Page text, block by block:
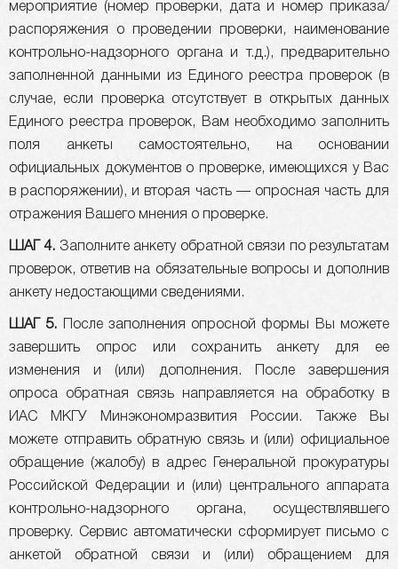
мероприятие (номер проверки, дата и номер приказа/
распоряжения о проведении проверки, наименование
контрольно-надзорного органа и т.д.), предварительно
заполненной данными из Единого реестра проверок (в
случае, если проверка отсутствует в открытых данных
Единого реестра проверок, Вам необходимо заполнить
поля анкеты самостоятельно, на основании
официальных документов о проверке, имеющихся у Вас
в распоряжении), и вторая часть — опросная часть для
отражения Вашего мнения о проверке.
ШАГ 4. Заполните анкету обратной связи по результатам
проверок, ответив на обязательные вопросы и дополнив
анкету недостающими сведениями.
ШАГ 5.
После заполнения опросной формы Вы можете
завершить опрос или сохранить анкету для ее
изменения и (или) дополнения. После завершения
опроса обратная связь направляется на обработку в
ИАС МКГУ Минэкономразвития России. Также Вы
можете отправить обратную связь и (или) официальное
обращение (жалобу) в адрес Генеральной прокуратуры
Российской Федерации и (или) центрального аппарата
контрольно-надзорного органа, осуществлявшего
проверку. Сервис автоматически сформирует письмо с
анкетой обратной связи и (или) обращением для